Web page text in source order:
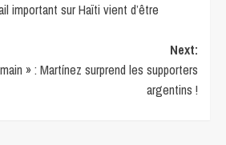
important sur Haïti vient d’être
Next:
» : Martínez surprend les supporters
argentins !